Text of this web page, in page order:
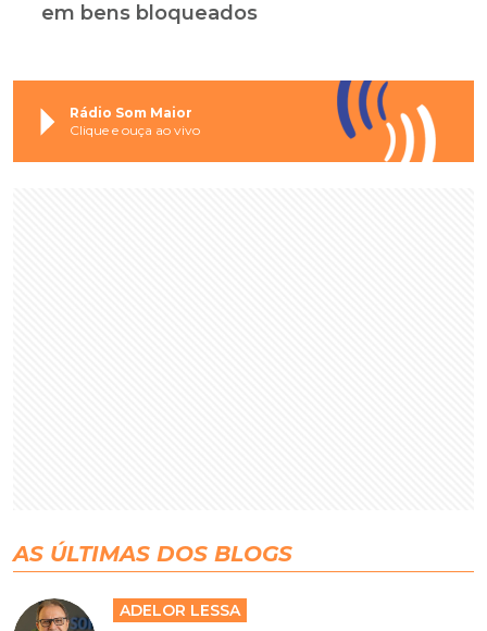
em bens bloqueados
Rádio Som Maior
Clique e ouça ao vivo
AS ÚLTIMAS DOS BLOGS
ADELOR LESSA